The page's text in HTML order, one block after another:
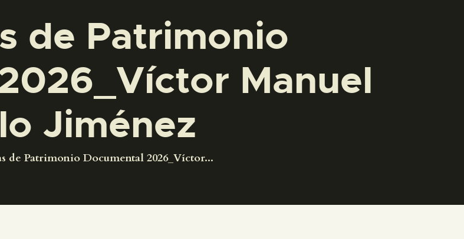
de Patrimonio
Manuel
Jiménez
de Patrimonio Documental 2026_Víctor...
LA VISITA